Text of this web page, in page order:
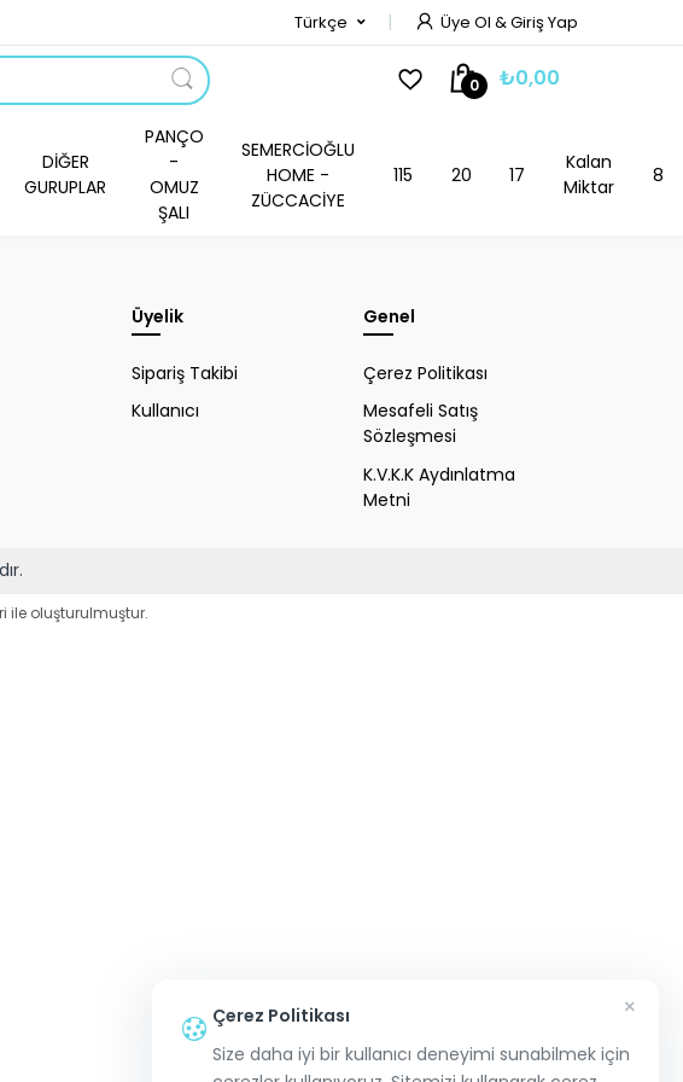
Türkçe Üye Ol & Giriş Yap
0 ₺0,00
DİĞER
GURUPLAR
PANÇO
-
OMUZ
ŞALI
SEMERCİOĞLU
HOME -
ZÜCCACİYE
115 20 17
Kalan
Miktar
8
Üyelik
Sipariş Takibi
Kullanıcı
Genel
Çerez Politikası
Mesafeli Satış
Sözleşmesi
K.V.K.K Aydınlatma
Metni
ile oluşturulmuştur.
Çerez Politikası
Size daha iyi bir kullanıcı deneyimi sunabilmek için
×